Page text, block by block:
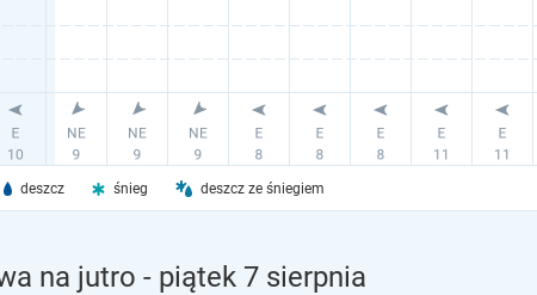
deszcz śnieg deszcz ze śniegiem
na jutro - piątek 7 sierpnia